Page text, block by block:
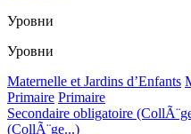
Уровни
Уровни
Maternelle et Jardins d’Enfants
Primaire Primaire
Secondaire obligatoire
(CollÃ¨ge...)